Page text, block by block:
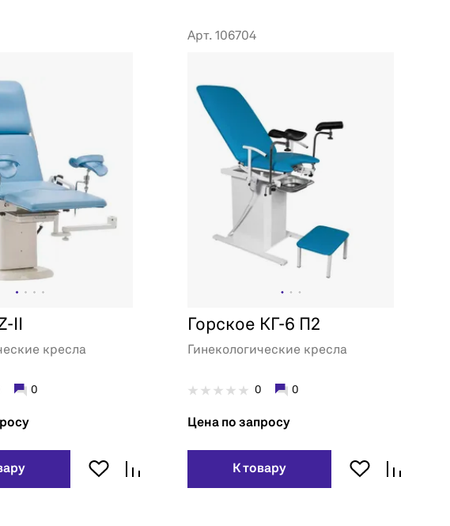
II
кресла
0
Арт. 106704
Горское КГ-6 П2
Гинекологические кресла
0 0
Цена по запросу
К товару